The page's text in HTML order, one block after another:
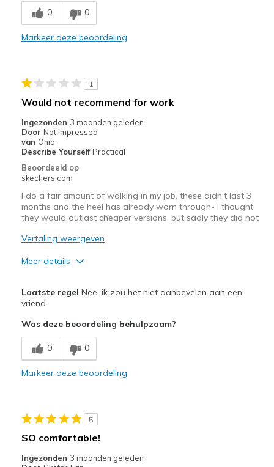
Comfortable
Width
Sizing
Feels true to size
View On Shoes
0 0
Markeer deze beoordeling
1
Would not recommend for work
Ingezonden 3 maanden geleden
Door Not impressed
van Ohio
Describe Yourself Practical
Beoordeeld op
skechers.com
I do a fair amount of walking in my job, these didn't last 3
months and the heel has already worn through- I thought
they would outlast cheaper versions, but sadly they did not
Vertaling weergeven
Meer details
Attractive Design
Stylish
Minpunten
Poor Quality
Beste toepassingen
Casual Wear
Sizing
Feels full size too big
Laatste regel Nee, ik zou het niet aanbevelen aan een
vriend
Was deze beoordeling behulpzaam?
0 0
Markeer deze beoordeling
5
SO comfortable!
Ingezonden 3 maanden geleden